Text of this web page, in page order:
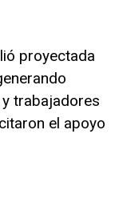
proyectada
trabajadores
el apoyo